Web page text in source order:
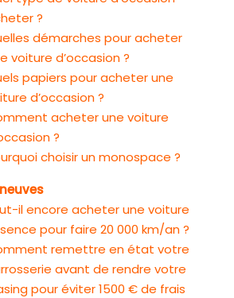
?
démarches pour acheter
voiture d’occasion ?
papiers pour acheter une
d’occasion ?
acheter une voiture
?
choisir un monospace ?
il encore acheter une voiture
pour faire 20 000 km/an ?
remettre en état votre
avant de rendre votre
pour éviter 1500 € de frais